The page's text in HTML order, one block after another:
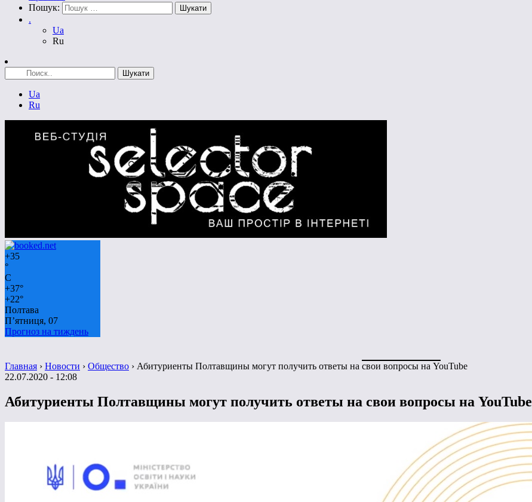
Пошук:
.
Ua
Ru
Ua
Ru
+35
°
C
+37°
+22°
Полтава
П’ятниця, 07
Прогноз на тиждень
Главная › Новости › Общество › Абитуриенты Полтавщины могут получить ответы на свои вопросы на YouTube
22.07.2020 - 12:08
Абитуриенты Полтавщины могут получить ответы на свои вопросы на YouTube